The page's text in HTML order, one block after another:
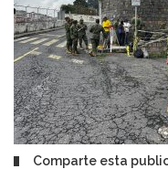
Comparte esta